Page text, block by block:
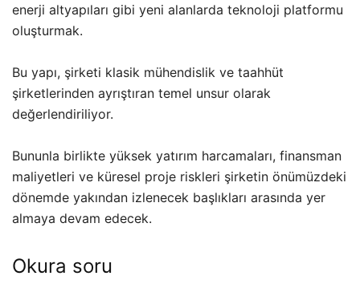
enerji altyapıları gibi yeni alanlarda teknoloji platformu
oluşturmak.
Bu yapı, şirketi klasik mühendislik ve taahhüt
şirketlerinden ayrıştıran temel unsur olarak
değerlendiriliyor.
Bununla birlikte yüksek yatırım harcamaları, finansman
maliyetleri ve küresel proje riskleri şirketin önümüzdeki
dönemde yakından izlenecek başlıkları arasında yer
almaya devam edecek.
Okura soru